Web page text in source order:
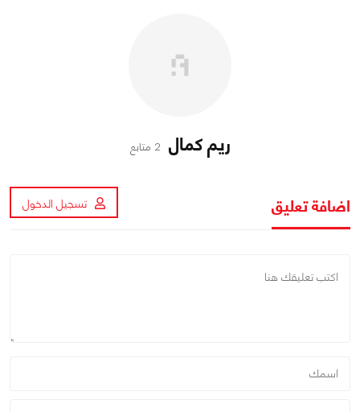
ريم كمال 2 متابع
اضافة تعليق تسجيل الدخول